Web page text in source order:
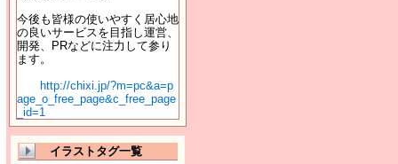
今後も皆様の使いやすく居心地
の良いサービスを目指し運営、
開発、PRなどに注力して参り
ます。
http://chixi.jp/?m=pc&a=p
age_o_free_page&c_free_page
_id=1
イラストタグ一覧